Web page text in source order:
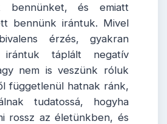
bennünket, és emiatt
bennünk irántuk. Mivel
érzés, gyakran
táplált negatív
nem is veszünk róluk
függetlenül hatnak ránk,
tudatossá, hogyha
rossz az életünkben, és